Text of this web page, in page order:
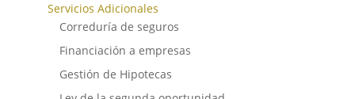
Servicios Adicionales
Correduría de seguros
Financiación a empresas
Gestión de Hipotecas